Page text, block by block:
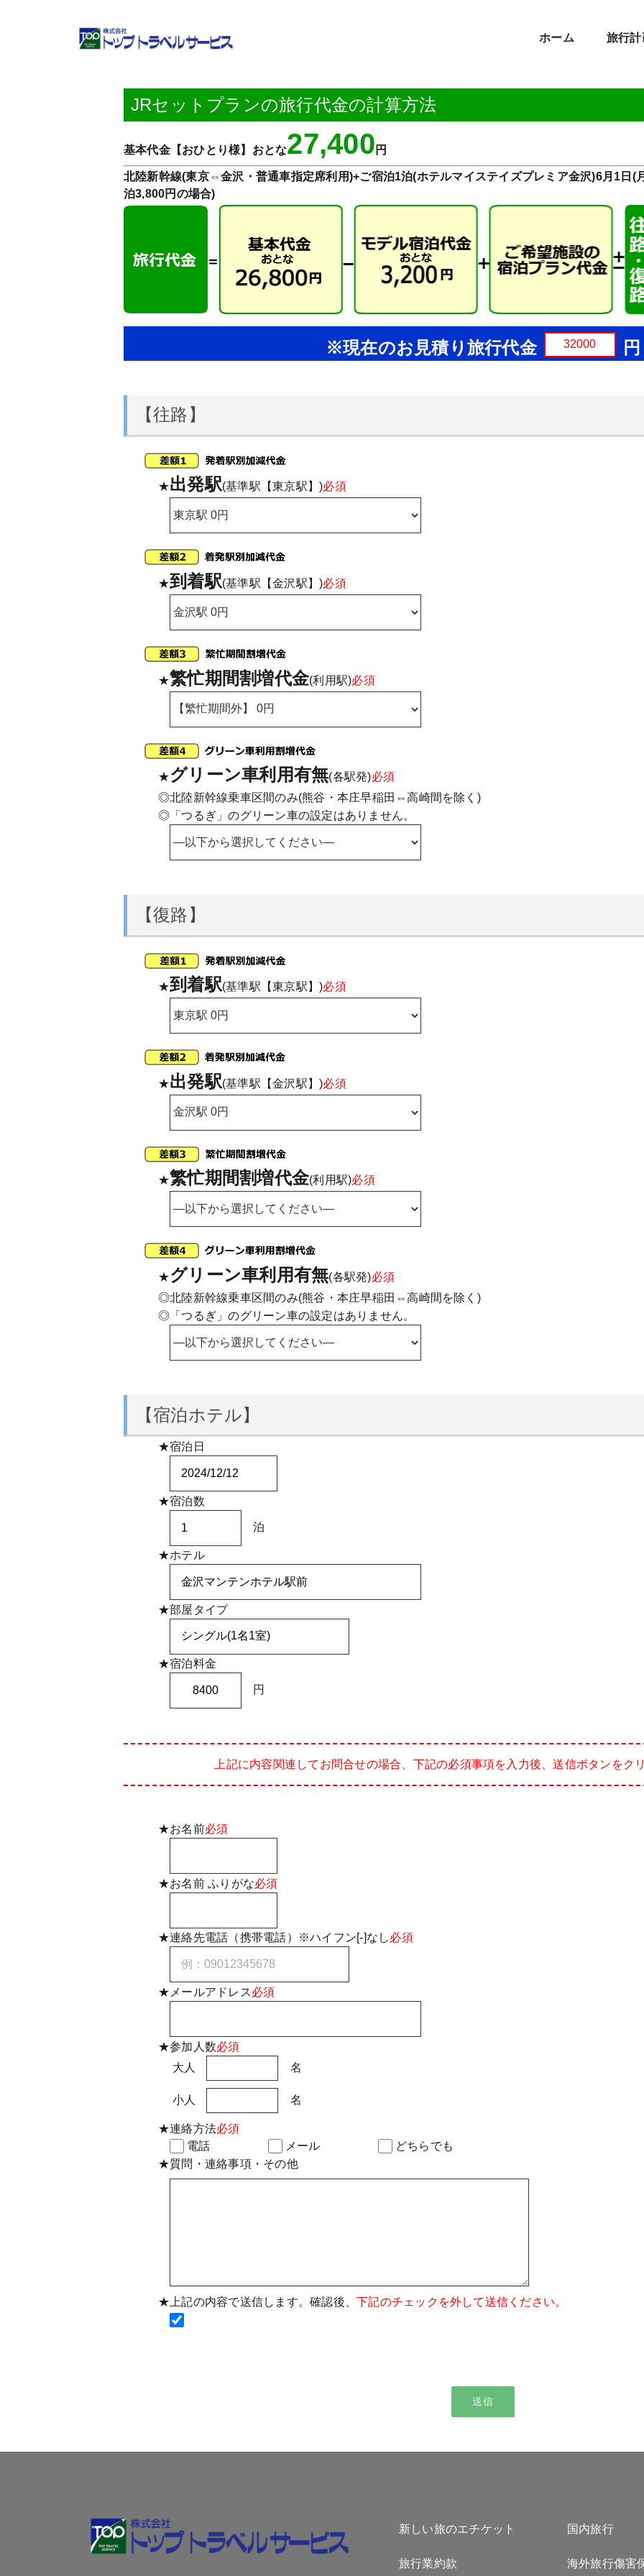
ホーム 旅行計
JRセットプランの旅行代金の計算方法
基本代金【おひとり様】おとな27,400 円
北陸新幹線(東京⇔金沢・普通車指定席利用)+ご宿泊1泊(ホテルマイステイズプレミア金沢)6月1日(
泊3,800円の場合)
※現在のお見積り旅行代金 円
【往路】
★出発駅(基準駅【東京駅】)必須
★到着駅(基準駅【金沢駅】)必須
★繁忙期間割増代金(利用駅)必須
★グリーン車利用有無(各駅発)必須
◎北陸新幹線乗車区間のみ(熊谷・本庄早稲田⇔高崎間を除く)
◎「つるぎ」のグリーン車の設定はありません。
【復路】
★到着駅(基準駅【東京駅】)必須
★出発駅(基準駅【金沢駅】)必須
★繁忙期間割増代金(利用駅)必須
★グリーン車利用有無(各駅発)必須
◎北陸新幹線乗車区間のみ(熊谷・本庄早稲田⇔高崎間を除く)
◎「つるぎ」のグリーン車の設定はありません。
【宿泊ホテル】
★宿泊日
★宿泊数
泊
★ホテル
★部屋タイプ
★宿泊料金
円
上記に内容関連してお問合せの場合、下記の必須事項を入力後、送信ボタンをク
★お名前必須
★お名前 ふりがな必須
★連絡先電話（携帯電話）※ハイフン[-]なし必須
★メールアドレス必須
★参加人数必須
大人
名
小人 名
★連絡方法必須
電話
メール
どちらでも
★質問・連絡事項・その他
★上記の内容で送信します。確認後、下記のチェックを外して送信ください。
新しい旅のエチケット
旅行業約款
国内旅行
海外旅行傷害